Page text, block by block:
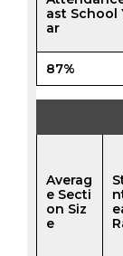
ast School
ar
87%
Averag
e Secti
on Siz
e